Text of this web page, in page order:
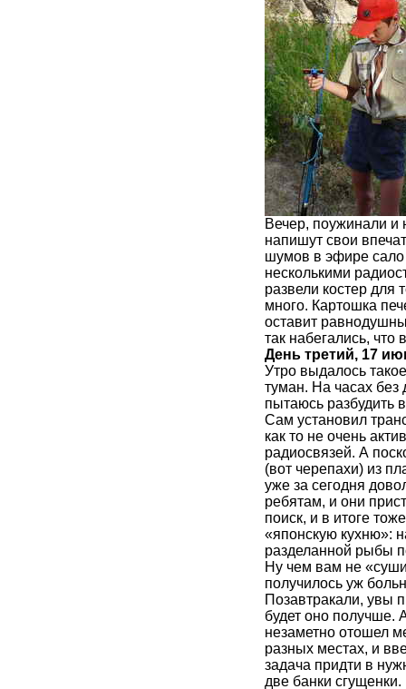
Вечер, поужинали и
напишут свои
шумов в эфире сало
несколькими
развели костер для
много. Картошка
оставит
так набегались, что
День третий, 17
Утро выдалось
туман. На часах без
пытаюсь разбудить
Сам установил
как то не очень
радиосвязей. А
(вот черепахи) из
уже за сегодня
ребятам, и они
поиск, и в итоге
«японскую кухню»:
разделанной рыбы
Ну чем вам не
получилось уж
Позавтракали, увы
будет оно получше.
незаметно отошел
разных местах, и
задача придти в
две банки